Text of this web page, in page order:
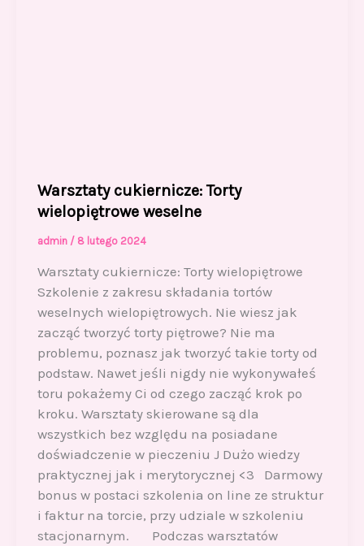
Warsztaty cukiernicze: Torty
wielopiętrowe weselne
admin / 8 lutego 2024
Warsztaty cukiernicze: Torty wielopiętrowe
Szkolenie z zakresu składania tortów
weselnych wielopiętrowych. Nie wiesz jak
zacząć tworzyć torty piętrowe? Nie ma
problemu, poznasz jak tworzyć takie torty od
podstaw. Nawet jeśli nigdy nie wykonywałeś
toru pokażemy Ci od czego zacząć krok po
kroku. Warsztaty skierowane są dla
wszystkich bez względu na posiadane
doświadczenie w pieczeniu J Dużo wiedzy
praktycznej jak i merytorycznej <3 Darmowy
bonus w postaci szkolenia on line ze struktur
i faktur na torcie, przy udziale w szkoleniu
stacjonarnym. Podczas warsztatów